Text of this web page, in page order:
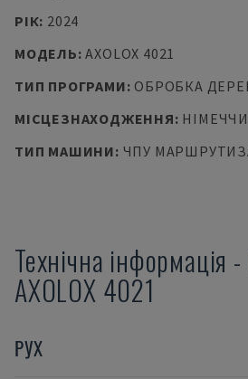
РІК: 2024
МОДЕЛЬ:AXOLOX 4021
ТИП ПРОГРАМИ: ОБРОБКА
МІСЦЕЗНАХОДЖЕННЯ:
ТИП МАШИНИ: ЧПУ
Технічна інформація -
AXOLOX 4021
РУХ